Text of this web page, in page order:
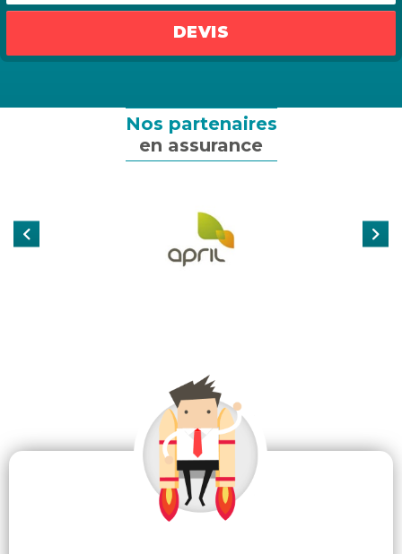
Assurance emprunteur
Assurance particulier
Assurance professionnelle
Qui sommes-nous ?
DEVIS
Nos partenaires
en assurance